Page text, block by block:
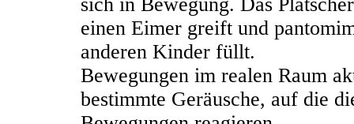
einen Eimer greift und
anderen Kinder füllt.
Bewegungen im realen Raum
bestimmte Geräusche, auf die